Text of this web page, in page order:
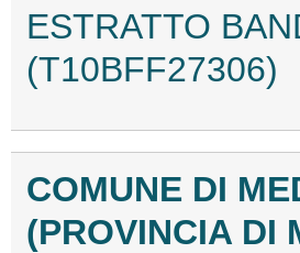
ESTRATTO
(T10BFF27306)
COMUNE DI
(PROVINCIA DI